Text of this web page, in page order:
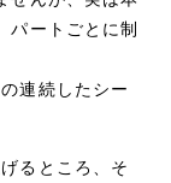
パートごとに制
連続したシー
るところ、そ